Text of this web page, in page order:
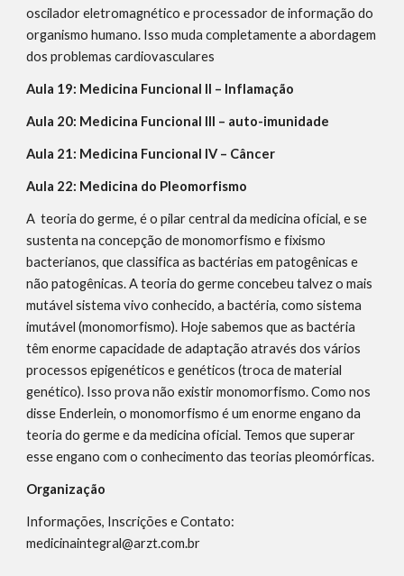
oscilador eletromagnético e processador de informação do
organismo humano. Isso muda completamente a abordagem
dos problemas cardiovasculares
Aula 19: Medicina Funcional II – Inflamação
Aula 20: Medicina Funcional III – auto-imunidade
Aula 21: Medicina Funcional IV – Câncer
Aula 22: Medicina do Pleomorfismo
A teoria do germe, é o pilar central da medicina oficial, e se
sustenta na concepção de monomorfismo e fixismo
bacterianos, que classifica as bactérias em patogênicas e
não patogênicas. A teoria do germe concebeu talvez o mais
mutável sistema vivo conhecido, a bactéria, como sistema
imutável (monomorfismo). Hoje sabemos que as bactéria
têm enorme capacidade de adaptação através dos vários
processos epigenéticos e genéticos (troca de material
genético). Isso prova não existir monomorfismo. Como nos
disse Enderlein, o monomorfismo é um enorme engano da
teoria do germe e da medicina oficial. Temos que superar
esse engano com o conhecimento das teorias pleomórficas.
Organização
Informações, Inscrições e Contato:
medicinaintegral@arzt.com.br